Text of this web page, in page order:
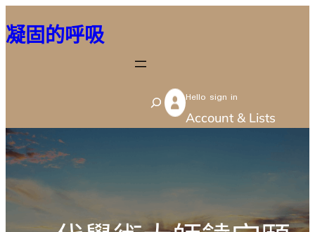
至
容
凝固的呼吸
S
e
Hello sign in
Account & Lists